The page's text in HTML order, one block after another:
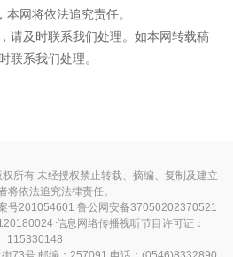
本网将依法追究责任。
请及时联系我们处理。如本网转载稿
联系我们处理。
所有 未经授权禁止转载、摘编、复制及建立
将依法追究法律责任。
号201054601 鲁公网安备37050202370521
信息网络传播视听节目许可证：
115330148